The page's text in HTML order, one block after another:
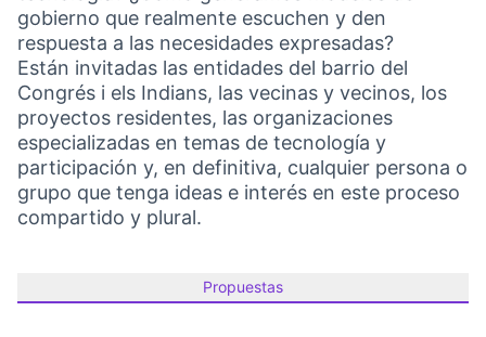
gobierno que realmente escuchen y den
respuesta a las necesidades expresadas?
Están invitadas las entidades del barrio del
Congrés i els Indians, las vecinas y vecinos, los
proyectos residentes, las organizaciones
especializadas en temas de tecnología y
participación y, en definitiva, cualquier persona o
grupo que tenga ideas e interés en este proceso
compartido y plural.
Propuestas